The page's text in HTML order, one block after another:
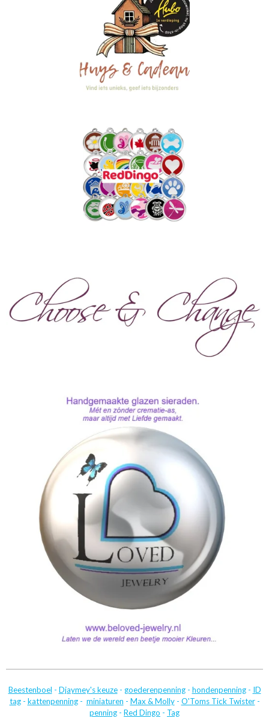
Beestenboel - Djaymey's keuze- goederenpenning- hondenpenning- ID
tag- kattenpenning- miniaturen - Max & Molly- O'Toms Tick Twister-
penning - Red Dingo - Tag